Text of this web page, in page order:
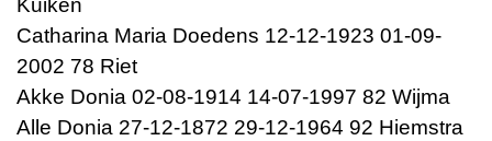
Kuiken
Catharina Maria Doedens 12-12-1923 01-09-
2002 78 Riet
Akke Donia 02-08-1914 14-07-1997 82 Wijma
Alle Donia 27-12-1872 29-12-1964 92 Hiemstra